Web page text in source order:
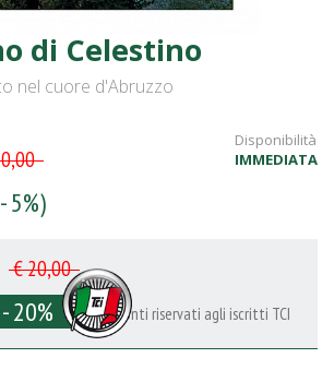
di Celestino
nel cuore d'Abruzzo
Disponibilità
IMMEDIATA
5%)
€ 20,00
- 20% Sconti riservati agli iscritti TCI